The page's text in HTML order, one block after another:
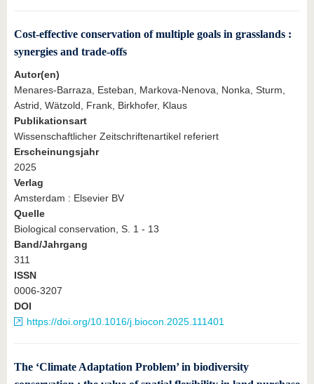
Cost-effective conservation of multiple goals in grasslands :
synergies and trade-offs
Autor(en)
Menares-Barraza, Esteban, Markova-Nenova, Nonka, Sturm,
Astrid, Wätzold, Frank, Birkhofer, Klaus
Publikationsart
Wissenschaftlicher Zeitschriftenartikel referiert
Erscheinungsjahr
2025
Verlag
Amsterdam : Elsevier BV
Quelle
Biological conservation, S. 1 - 13
Band/Jahrgang
311
ISSN
0006-3207
DOI
https://doi.org/10.1016/j.biocon.2025.111401
The ‘Climate Adaptation Problem’ in biodiversity